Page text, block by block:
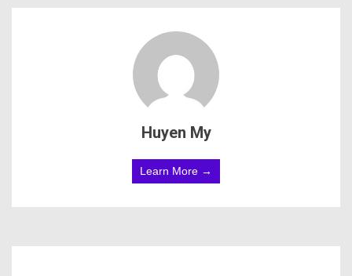
Huyen My
Learn More →